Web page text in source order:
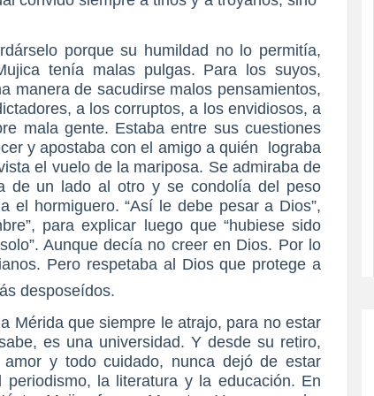
porque su humildad no lo permitía,
tenía malas pulgas. Para los suyos,
manera de sacudirse malos pensamientos,
a los corruptos, a los envidiosos, a
mala gente. Estaba entre sus cuestiones
y apostaba con el amigo a quién lograba
el vuelo de la mariposa. Se admiraba de
de un lado al otro y se condolía del peso
el hormiguero. “Así le debe pesar a Dios”,
para explicar luego que “hubiese sido
Aunque decía no creer en Dios. Por lo
Pero respetaba al Dios que protege a
desposeídos.
Mérida que siempre le atrajo, para no estar
es una universidad. Y desde su retiro,
y todo cuidado, nunca dejó de estar
la literatura y la educación. En